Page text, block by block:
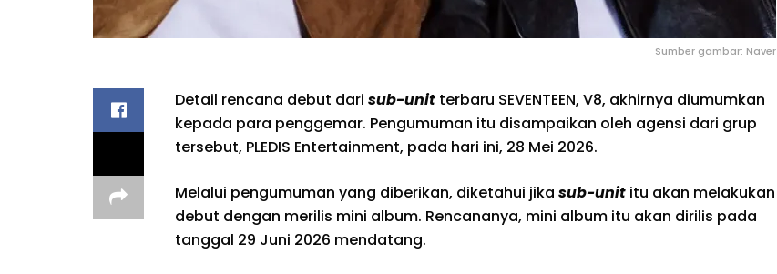
Sumber gambar: Naver
Detail rencana debut dari sub-unit terbaru SEVENTEEN, V8, akhirnya diumumkan
kepada para penggemar. Pengumuman itu disampaikan oleh agensi dari grup
tersebut, PLEDIS Entertainment, pada hari ini, 28 Mei 2026.
Melalui pengumuman yang diberikan, diketahui jika sub-unit itu akan melakukan
debut dengan merilis mini album. Rencananya, mini album itu akan dirilis pada
tanggal 29 Juni 2026 mendatang.